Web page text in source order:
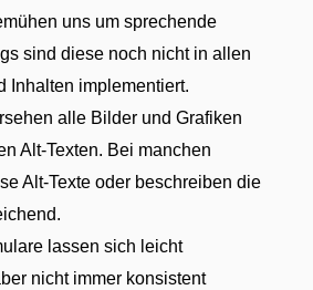
uns um sprechende
sind diese noch nicht in allen
Inhalten implementiert.
alle Bilder und Grafiken
Alt-Texten. Bei manchen
Alt-Texte oder beschreiben die
lassen sich leicht
nicht immer konsistent